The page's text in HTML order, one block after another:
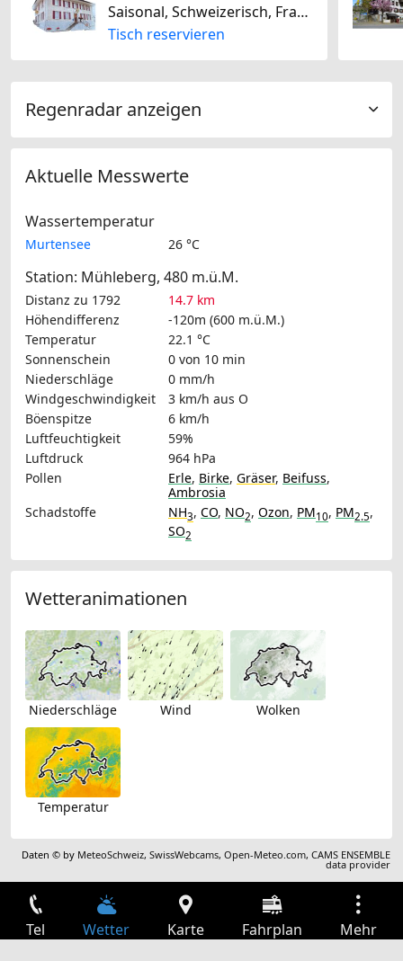
Saisonal, Schweizerisch, Französisch, Regional
Tisch reservieren
Regenradar anzeigen
Aktuelle Messwerte
Wassertemperatur
Murtensee 26 °C
Station: Mühleberg, 480 m.ü.M.
Distanz zu 1792
14.7 km
Höhendifferenz
-120m (600 m.ü.M.)
Temperatur
22.1 °C
Sonnenschein
0 von 10 min
Niederschläge
0 mm/h
Windgeschwindigkeit
3 km/h aus O
Böenspitze
6 km/h
Luftfeuchtigkeit
59%
Luftdruck
964 hPa
Pollen
Erle, Birke, Gräser, Beifuss,
Ambrosia
Schadstoffe
NH3, CO, NO2, Ozon, PM10, PM2.5,
SO2
Wetteranimationen
Niederschläge Wind Wolken
Temperatur
Daten © by MeteoSchweiz,SwissWebcams,Open-Meteo.com,CAMS ENSEMBLE
data provider
Tel Wetter Karte Fahrplan Mehr